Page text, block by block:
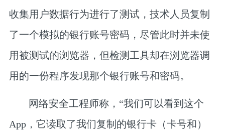
收集用户数据行为进行了测试，技术人员复制
了一个模拟的银行账号密码，尽管此时并未使
用被测试的浏览器，但检测工具却在浏览器调
用的一份程序发现那个银行账号和密码。
网络安全工程师称，“我们可以看到这个
App，它读取了我们复制的银行卡（卡号和）